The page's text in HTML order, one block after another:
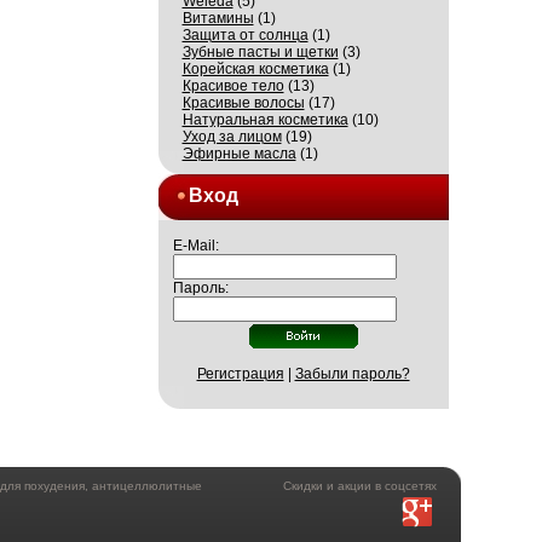
Витамины (1)
Защита от солнца(1)
Зубные пасты и щетки (3)
Корейская косметика(1)
Красивое тело(13)
Красивые волосы (17)
Натуральная косметика(10)
Уход за лицом(19)
Эфирные масла(1)
Вход
E-Mail:
Пароль:
Регистрация Забыли пароль?
Скидки и акции в соцсетях
похудения, антицеллюлитные